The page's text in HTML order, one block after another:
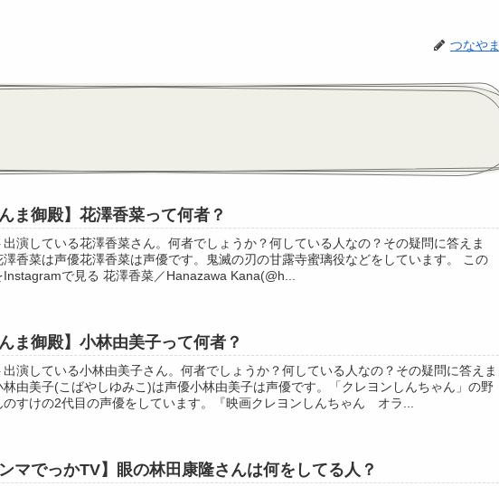
つなやま
んま御殿】花澤香菜って何者？
出演している花澤香菜さん。何者でしょうか？何している人なの？その疑問に答えま
澤香菜は声優花澤香菜は声優です。鬼滅の刃の甘露寺蜜璃役などをしています。 この
Instagramで見る 花澤香菜／Hanazawa Kana(@h...
んま御殿】小林由美子って何者？
出演している小林由美子さん。何者でしょうか？何している人なの？その疑問に答えま
林由美子(こばやしゆみこ)は声優小林由美子は声優です。「クレヨンしんちゃん」の野
のすけの2代目の声優をしています。『映画クレヨンしんちゃん オラ...
ンマでっかTV】眼の林田康隆さんは何をしてる人？